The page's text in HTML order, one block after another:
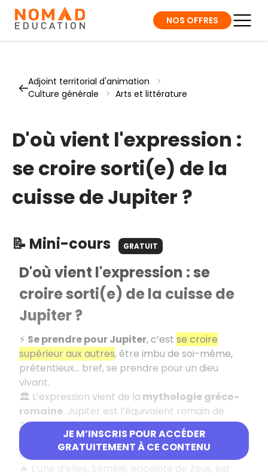
NOS OFFRES
Adjoint territorial d'animation
>
Culture générale
> Arts et littérature
D'où vient l'expression :
se croire sorti(e) de la
cuisse de Jupiter ?
📝 Mini-cours GRATUIT
JE M’INSCRIS POUR ACCÉDER
GRATUITEMENT À CE CONTENU
D'où vient l'expression : se
croire sorti(e) de la cuisse de
Jupiter ?
⚡ Se prendre pour Jupiter, c’est se croire
supérieur aux autres, être imbu de soi-même,
prétentieux… bref, se prendre pour un dieu
vivant.
🏛️ L’expression vient de la mythologie gréco-
romaine. Jupiter est l’équivalent romain de
Zeus, roi des dieux, célèbre pour sa toute-
puissance… et ses nombreuses aventures
amoureuses.
🔥 L’une d’elles, Sémélé, enceinte de Zeus, est